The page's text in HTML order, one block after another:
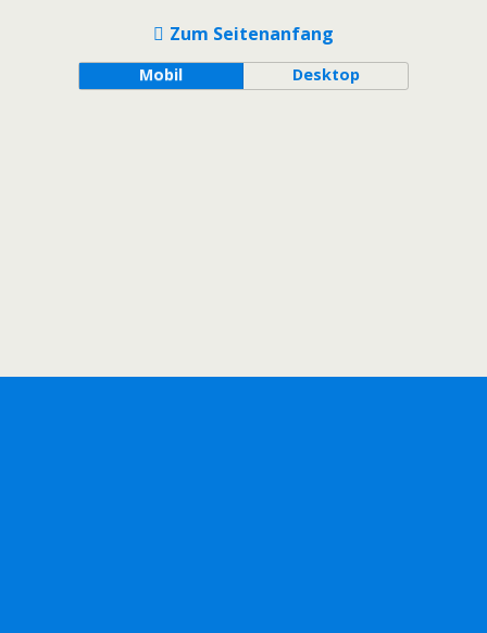
Zum Seitenanfang
Mobil Desktop